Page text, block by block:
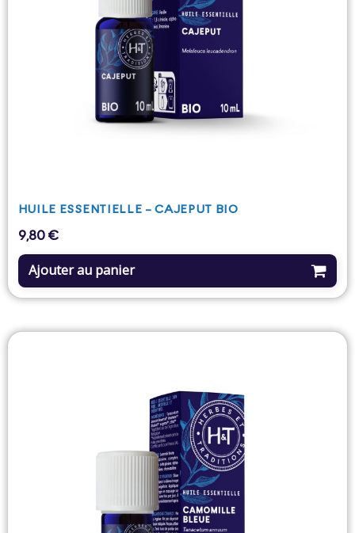
HUILE ESSENTIELLE - CAJEPUT BIO
Prix
9,80 €
Ajouter au panier